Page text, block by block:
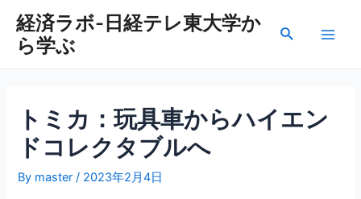
経済ラボ-日経テレ東大学か
ら学ぶ
検
トミカ：玩具車からハイエン
ドコレクタブルへ
By master / 2023年2月4日